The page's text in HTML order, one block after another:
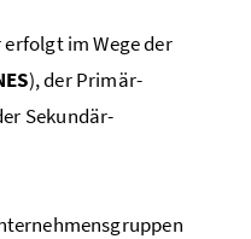
im Wege der
), der Primär-
Sekundär-